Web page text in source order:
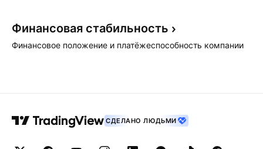
Финансовая стабильность
Финансовое положение и платёжеспособность компании
СДЕЛАНО ЛЮДЬМИ